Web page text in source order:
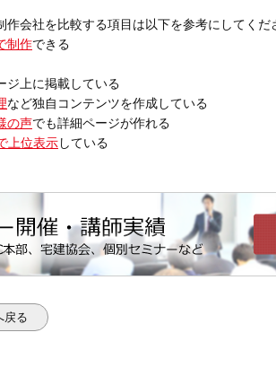
作会社を比較する項目は以下を参考にしてくだ
制作できる
ジ上に掲載している
など独自コンテンツを作成している
の声でも詳細ページが作れる
上位表示している
戻る